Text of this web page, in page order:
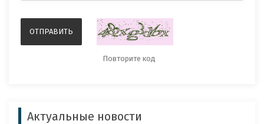
Актуальные новости